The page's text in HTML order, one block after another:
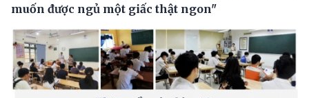
muốn được ngủ một giấc thật ngon"